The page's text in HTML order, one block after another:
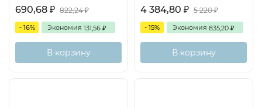
690,68 ₽ 822,24₽
- 16% Экономия 131,56 ₽
В корзину
4 384,80 ₽ 5 220₽
- 15% Экономия 835,20 ₽
В корзину